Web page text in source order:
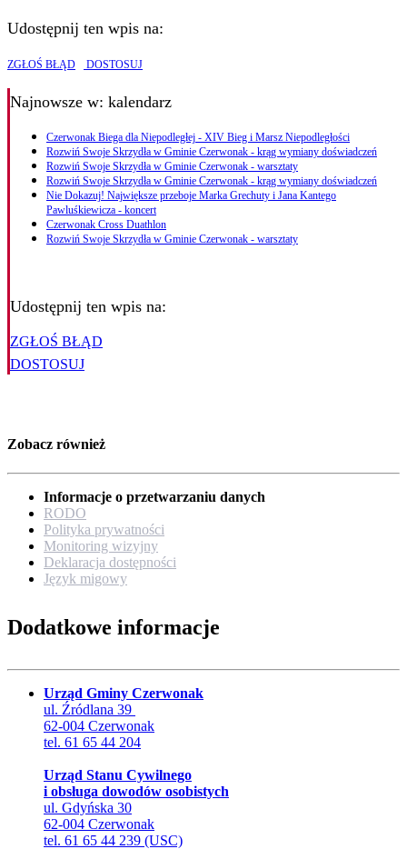
Udostępnij ten wpis na:
ZGŁOŚ BŁĄD DOSTOSUJ
Najnowsze w: kalendarz
Czerwonak Biega dla Niepodległej - XIV Bieg i Marsz Niepodległości
Rozwiń Swoje Skrzydła w Gminie Czerwonak - krąg wymiany doświadczeń
Rozwiń Swoje Skrzydła w Gminie Czerwonak - warsztaty
Rozwiń Swoje Skrzydła w Gminie Czerwonak - krąg wymiany doświadczeń
Nie Dokazuj! Największe przeboje Marka Grechuty i Jana Kantego
Pawluśkiewicza - koncert
Czerwonak Cross Duathlon
Rozwiń Swoje Skrzydła w Gminie Czerwonak - warsztaty
Udostępnij ten wpis na:
ZGŁOŚ BŁĄD
DOSTOSUJ
Zobacz również
Informacje o przetwarzaniu danych
RODO
Polityka prywatności
Monitoring wizyjny
Deklaracja dostępności
Język migowy
Dodatkowe informacje
Urząd Gminy Czerwonak
ul. Źródlana 39
62-004 Czerwonak
tel. 61 65 44 204
Urząd Stanu Cywilnego
i obsługa dowodów osobistych
ul. Gdyńska 30
62-004 Czerwonak
tel. 61 65 44 239 (USC)